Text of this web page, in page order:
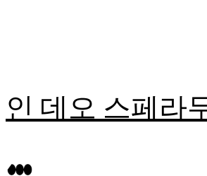
인 데오 스페라